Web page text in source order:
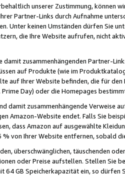
unserer Zustimmung, können
Partner-Links durch Aufnahme
Unter keinen Umständen dürfen Sie
die Ihre Website aufrufen, nicht
damit zusammenhängenden Partner-
auf Produkte (wie im
auf Ihrer Website befinden, die für
Prime Day) oder die Homepages
damit zusammenhängende
Amazon-Website endet. Falls Sie
dass Amazon auf ausgewählte
% von Ihrer Website entfernen, sobald
überschwänglichen, täuschenden
oder Preise aufstellen. Stellen Sie
64 GB Speicherkapazität ein, so dürfen